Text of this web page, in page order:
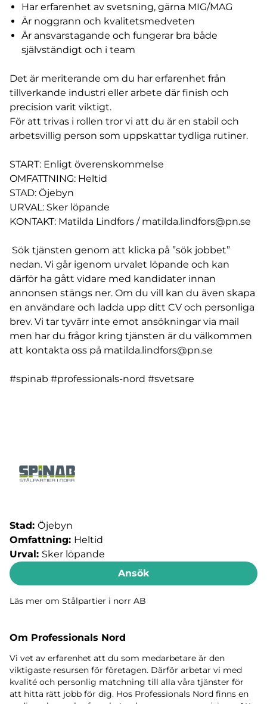
Har erfarenhet av svetsning, gärna MIG/MAG
Är noggrann och kvalitetsmedveten
Är ansvarstagande och fungerar bra både
självständigt och i team
Det är meriterande om du har erfarenhet från
tillverkande industri eller arbete där finish och
precision varit viktigt.
För att trivas i rollen tror vi att du är en stabil och
arbetsvillig person som uppskattar tydliga rutiner.
START: Enligt överenskommelse
OMFATTNING: Heltid
STAD: Öjebyn
URVAL: Sker löpande
KONTAKT: Matilda Lindfors / matilda.lindfors@pn.se
Sök tjänsten genom att klicka på ”sök jobbet”
nedan. Vi går igenom urvalet löpande och kan
därför ha gått vidare med kandidater innan
annonsen stängs ner. Om du vill kan du även skapa
en användare och ladda upp ditt CV och personliga
brev. Vi tar tyvärr inte emot ansökningar via mail
men har du frågor kring tjänsten är du välkommen
att kontakta oss på matilda.lindfors@pn.se
#spinab #professionals-nord #svetsare
Stad: Öjebyn
Omfattning: Heltid
Urval: Sker löpande
Ansök
Läs mer om Stålpartier i norr AB
Om Professionals Nord
Vi vet av erfarenhet att du som medarbetare är den
viktigaste resursen för företagen. Därför arbetar vi med
kvalité och personlig matchning till alla våra tjänster för
att hitta rätt jobb för dig. Hos Professionals Nord finns en